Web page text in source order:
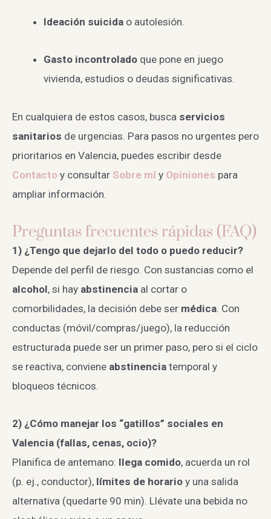
Ideación suicidao autolesión.
Gasto incontroladoque pone en juego
vivienda, estudios o deudas significativas.
En cualquiera de estos casos, busca servicios
sanitarios de urgencias. Para pasos no urgentes pero
prioritarios en Valencia, puedes escribir desde
Contacto y consultar Sobre mí y Opiniones para
ampliar información.
Preguntas frecuentes rápidas (FAQ)
1) ¿Tengo que dejarlo del todo o puedo reducir?
Depende del perfil de riesgo. Con sustancias como el
alcohol, si hay abstinencia al cortar o
comorbilidades, la decisión debe ser médica . Con
conductas (móvil/compras/juego), la reducción
estructurada puede ser un primer paso, pero si el ciclo
se reactiva, conviene abstinencia temporal y
bloqueos técnicos.
2) ¿Cómo manejar los “gatillos” sociales en
Valencia (fallas, cenas, ocio)?
Planifica de antemano: llega comido, acuerda un rol
(p. ej., conductor), límites de horario y una salida
alternativa (quedarte 90 min). Llévate una bebida no